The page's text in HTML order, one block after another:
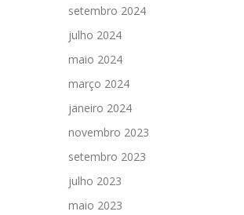
setembro 2024
julho 2024
maio 2024
março 2024
janeiro 2024
novembro 2023
setembro 2023
julho 2023
maio 2023